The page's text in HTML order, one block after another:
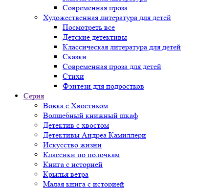
Современная проза
Художественная литература для детей
Посмотреть все
Детские детективы
Классическая литература для детей
Сказки
Современная проза для детей
Стихи
Фэнтези для подростков
Серия
Вовка с Хвостиком
Волшебный книжный шкаф
Детектив с хвостом
Детективы Андреа Камиллери
Искусство жизни
Классики по полочкам
Книга с историей
Крылья ветра
Малая книга с историей